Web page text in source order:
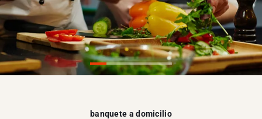
banquete a domicilio